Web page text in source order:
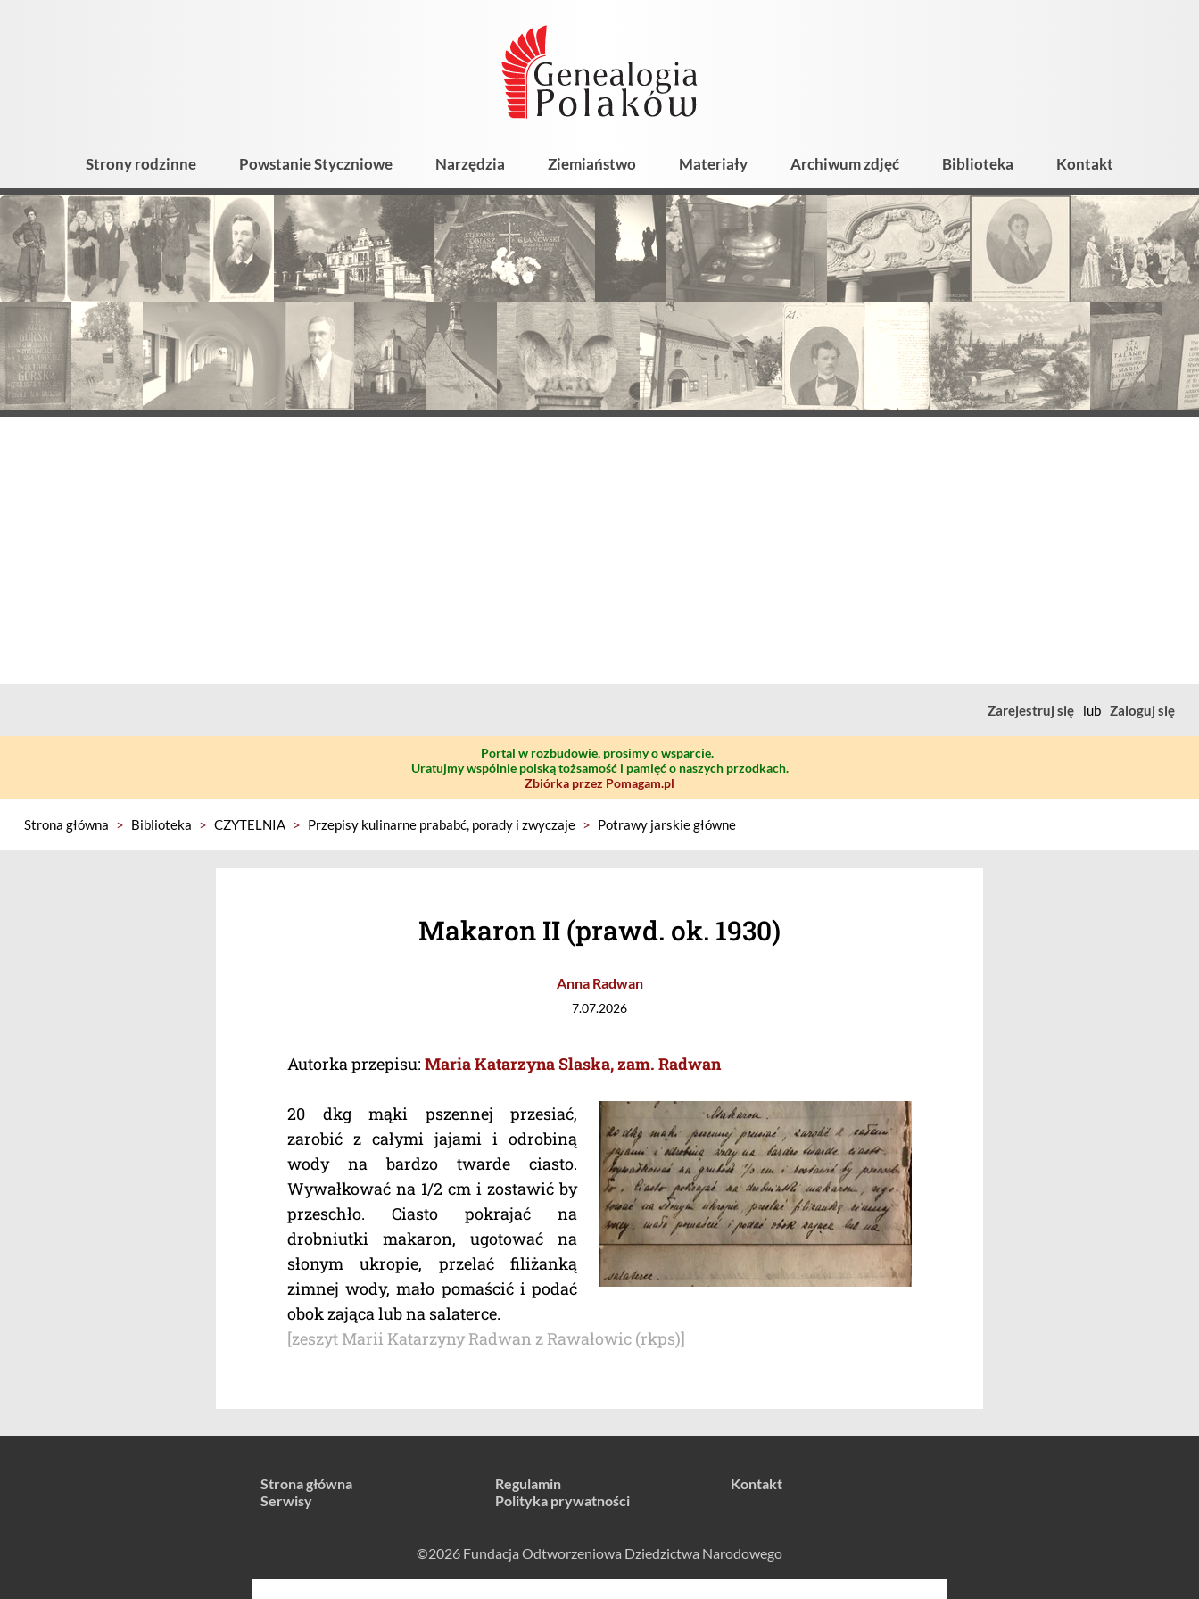
Strony rodzinne Powstanie Styczniowe Narzędzia Ziemiaństwo Materiały Archiwum zdjęć Biblioteka Kontakt
Zarejestruj się lub Zaloguj się
Portal w rozbudowie, prosimy o wsparcie.
Uratujmy wspólnie polską tożsamość i pamięć o naszych przodkach.
Zbiórka przez Pomagam.pl
Strona główna > Biblioteka > CZYTELNIA > Przepisy kulinarne prababć, porady i zwyczaje > Potrawy jarskie główne
Makaron II (prawd. ok. 1930)
Anna Radwan
7.07.2026
Autorka przepisu: Maria Katarzyna Slaska, zam. Radwan
20 dkg mąki pszennej przesiać,
zarobić z całymi jajami i odrobiną
wody na bardzo twarde ciasto.
Wywałkować na 1/2 cm i zostawić by
przeschło. Ciasto pokrajać na
drobniutki makaron, ugotować na
słonym ukropie, przelać filiżanką
zimnej wody, mało pomaścić i podać
obok zająca lub na salaterce.
[zeszyt Marii Katarzyny Radwan z Rawałowic (rkps)]
Strona główna
Serwisy
Regulamin
Polityka prywatności
Kontakt
©2026 Fundacja Odtworzeniowa Dziedzictwa Narodowego